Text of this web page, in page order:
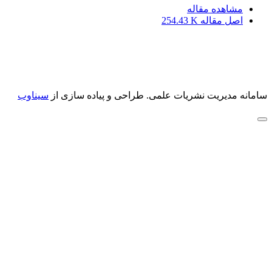
مشاهده مقاله
اصل مقاله 254.43 K
سامانه مدیریت نشریات علمی. طراحی و پیاده سازی از سیناوب